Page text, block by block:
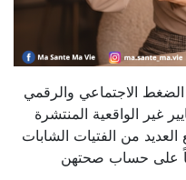
الاجتماعي والرقمي
غير الواقعية المنتشرة
من الفتيات الشابات
على حساب صحتهن